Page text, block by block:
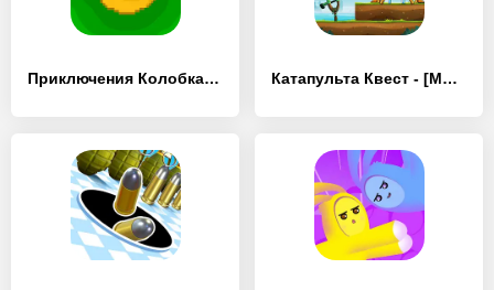
Приключения Колобка внутри лис - [MOD Бесконечные монеты] Катапульта Квест - [MOD Бесконечные монеты]